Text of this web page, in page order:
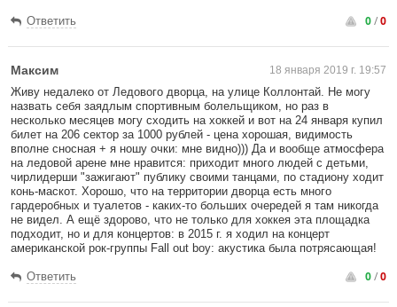
Ответить 0/0
Максим 18 января 2019 г. 19:57
Живу недалеко от Ледового дворца, на улице Коллонтай. Не могу
назвать себя заядлым спортивным болельщиком, но раз в
несколько месяцев могу сходить на хоккей и вот на 24 января купил
билет на 206 сектор за 1000 рублей - цена хорошая, видимость
вполне сносная + я ношу очки: мне видно))) Да и вообще атмосфера
на ледовой арене мне нравится: приходит много людей с детьми,
чирлидерши "зажигают" публику своими танцами, по стадиону ходит
конь-маскот. Хорошо, что на территории дворца есть много
гардеробных и туалетов - каких-то больших очередей я там никогда
не видел. А ещё здорово, что не только для хоккея эта площадка
подходит, но и для концертов: в 2015 г. я ходил на концерт
американской рок-группы Fall out boy: акустика была потрясающая!
Ответить 0/0